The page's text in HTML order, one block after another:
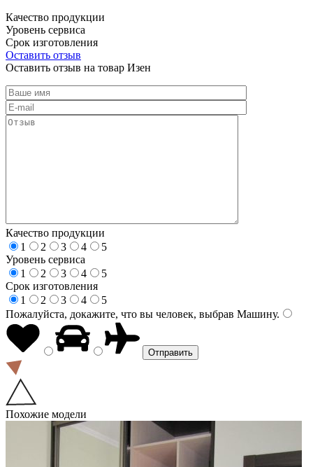
Качество продукции
Уровень сервиса
Срок изготовления
Оставить отзыв
Оставить отзыв на товар Изен
Качество продукции
1
2 3 4
5
Уровень сервиса
1
2 3 4
5
Срок изготовления
1
2 3 4
5
Пожалуйста, докажите, что вы человек, выбрав Машину.
Похожие модели